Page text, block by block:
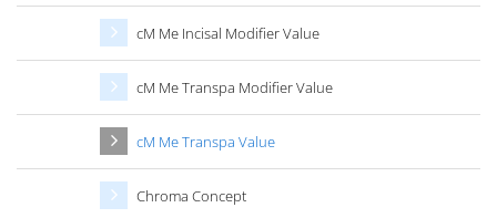
cM Me Incisal Modifier Value
cM Me Transpa Modifier Value
cM Me Transpa Value
Chroma Concept